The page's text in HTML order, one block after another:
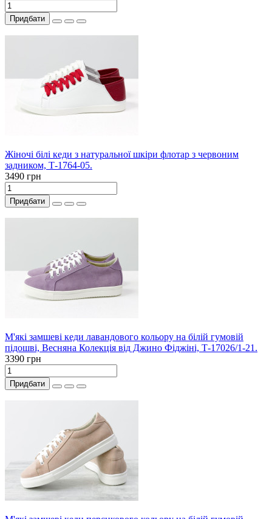
Придбати
Жіночі білі кеди з натуральної шкіри флотар з червоним
задником, Т-1764-05.
3490 грн
Придбати
М'які замшеві кеди лавандового кольору на білій гумовій
підошві, Весняна Колекція від Джино Фіджіні, Т-17026/1-21.
3390 грн
Придбати